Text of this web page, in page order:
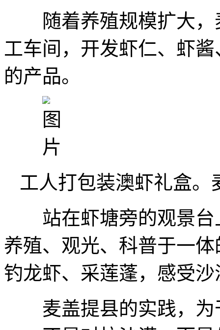
随着养殖规模扩大，
工车间，开发虾仁、虾
的产品。
工人打包装澳虾礼盒
站在虾塘旁的观景台
养殖、观光、科普于一
钓龙虾、采莲蓬，感受
麦盖提县的实践，为